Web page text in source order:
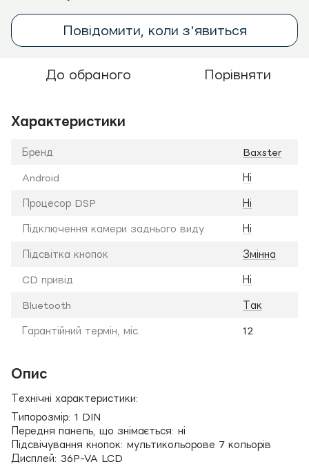
Повідомити, коли з'явиться
До обраного Порівняти
Характеристики
Бренд Baxster
Android Ні
Процесор DSP Ні
Підключення камери заднього виду Ні
Підсвітка кнопок Змінна
CD привід Ні
Bluetooth Так
Гарантійний термін, міс. 12
Опис
Технічні характеристики:
Типорозмір: 1 DIN
Передня панель, що знімається: ні
Підсвічування кнопок: мультикольорове 7 кольорів
Дисплей: 36P-VA LCD